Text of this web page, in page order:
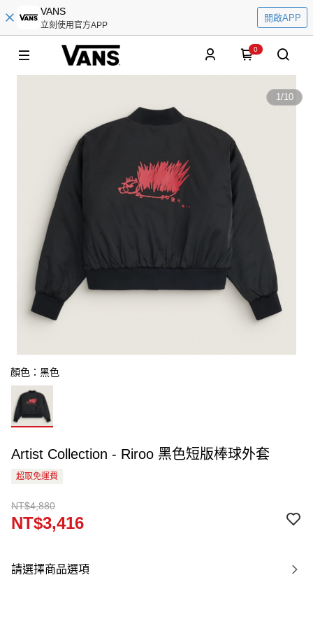
VANS
立刻使用官方APP
開啟APP
0
1/10
顏色：黑色
Artist Collection - Riroo 黑色短版棒球外套
超取免運費
NT$4,880
NT$3,416
請選擇商品選項